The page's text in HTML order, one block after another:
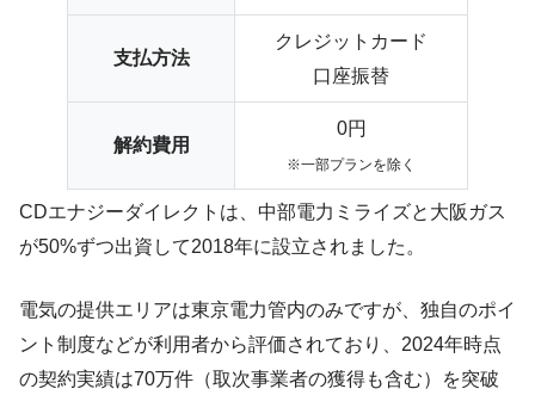
支払方法
クレジットカード
口座振替
解約費用
0円
※一部プランを除く
CDエナジーダイレクトは、中部電力ミライズと大阪ガス
が50%ずつ出資して2018年に設立されました。
電気の提供エリアは東京電力管内のみですが、独自のポイ
ント制度などが利用者から評価されており、2024年時点
の契約実績は70万件（取次事業者の獲得も含む）を突破